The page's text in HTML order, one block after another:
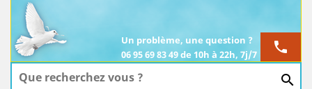
phone
Un problème, une question ?
06 95 69 83 49 de 10h à 22h, 7j/7
